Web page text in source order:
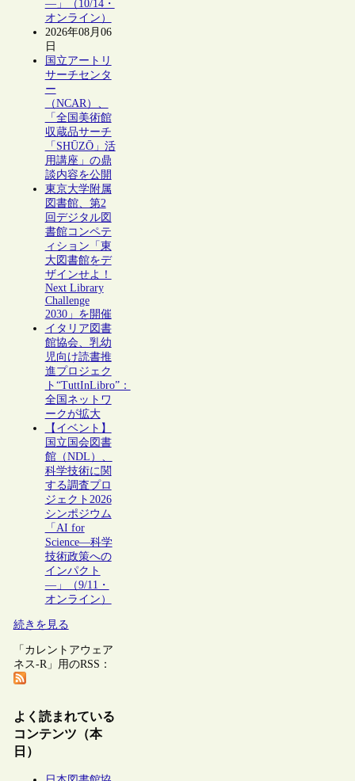
―」（10/14・
オンライン）
2026年08月06
日
国立アートリ
サーチセンタ
ー
（NCAR）、
「全国美術館
収蔵品サーチ
「SHŪZŌ」活
用講座」の鼎
談内容を公開
東京大学附属
図書館、第2
回デジタル図
書館コンペテ
ィション「東
大図書館をデ
ザインせよ！
Next Library
Challenge
2030」を開催
イタリア図書
館協会、乳幼
児向け読書推
進プロジェク
ト“TuttInLibro”：
全国ネットワ
ークが拡大
【イベント】
国立国会図書
館（NDL）、
科学技術に関
する調査プロ
ジェクト2026
シンポジウム
「AI for
Science―科学
技術政策への
インパクト
―」（9/11・
オンライン）
続きを見る
「カレントアウェア
ネス-R」用のRSS：
よく読まれている
コンテンツ（本
日）